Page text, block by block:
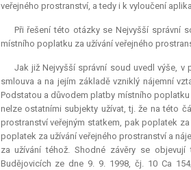
veřejného prostranství, a tedy i k vyloučení
Při řešení této otázky se Nejvyšší správní
místního poplatku za užívání veřejného
Jak již Nejvyšší správní soud uvedl výše,
smlouva a na jejím základě vzniklý nájemní
Podstatou a důvodem platby místního
nelze ostatními subjekty užívat, tj. že na této
prostranství veřejným statkem, pak poplatek
poplatek za užívání veřejného prostranství a
za užívání téhož. Shodné závěry se
Budějovicích ze dne 9. 9. 1998, čj. 10 Ca